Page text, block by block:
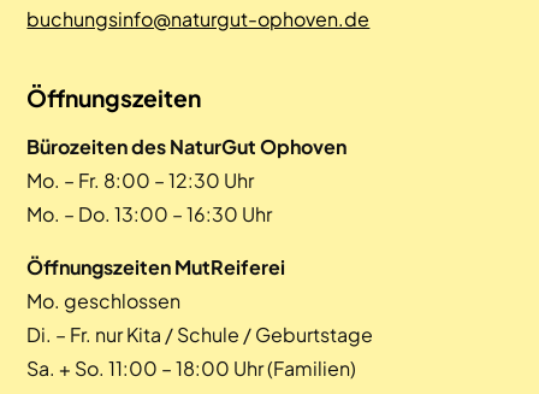
buchungsinfo@naturgut-ophoven.de
Öffnungszeiten
Bürozeiten des NaturGut Ophoven
Mo. – Fr. 8:00 – 12:30 Uhr
Mo. – Do. 13:00 – 16:30 Uhr
Öffnungszeiten MutReiferei
Mo. geschlossen
Di. – Fr. nur Kita / Schule / Geburtstage
Sa. + So. 11:00 – 18:00 Uhr (Familien)